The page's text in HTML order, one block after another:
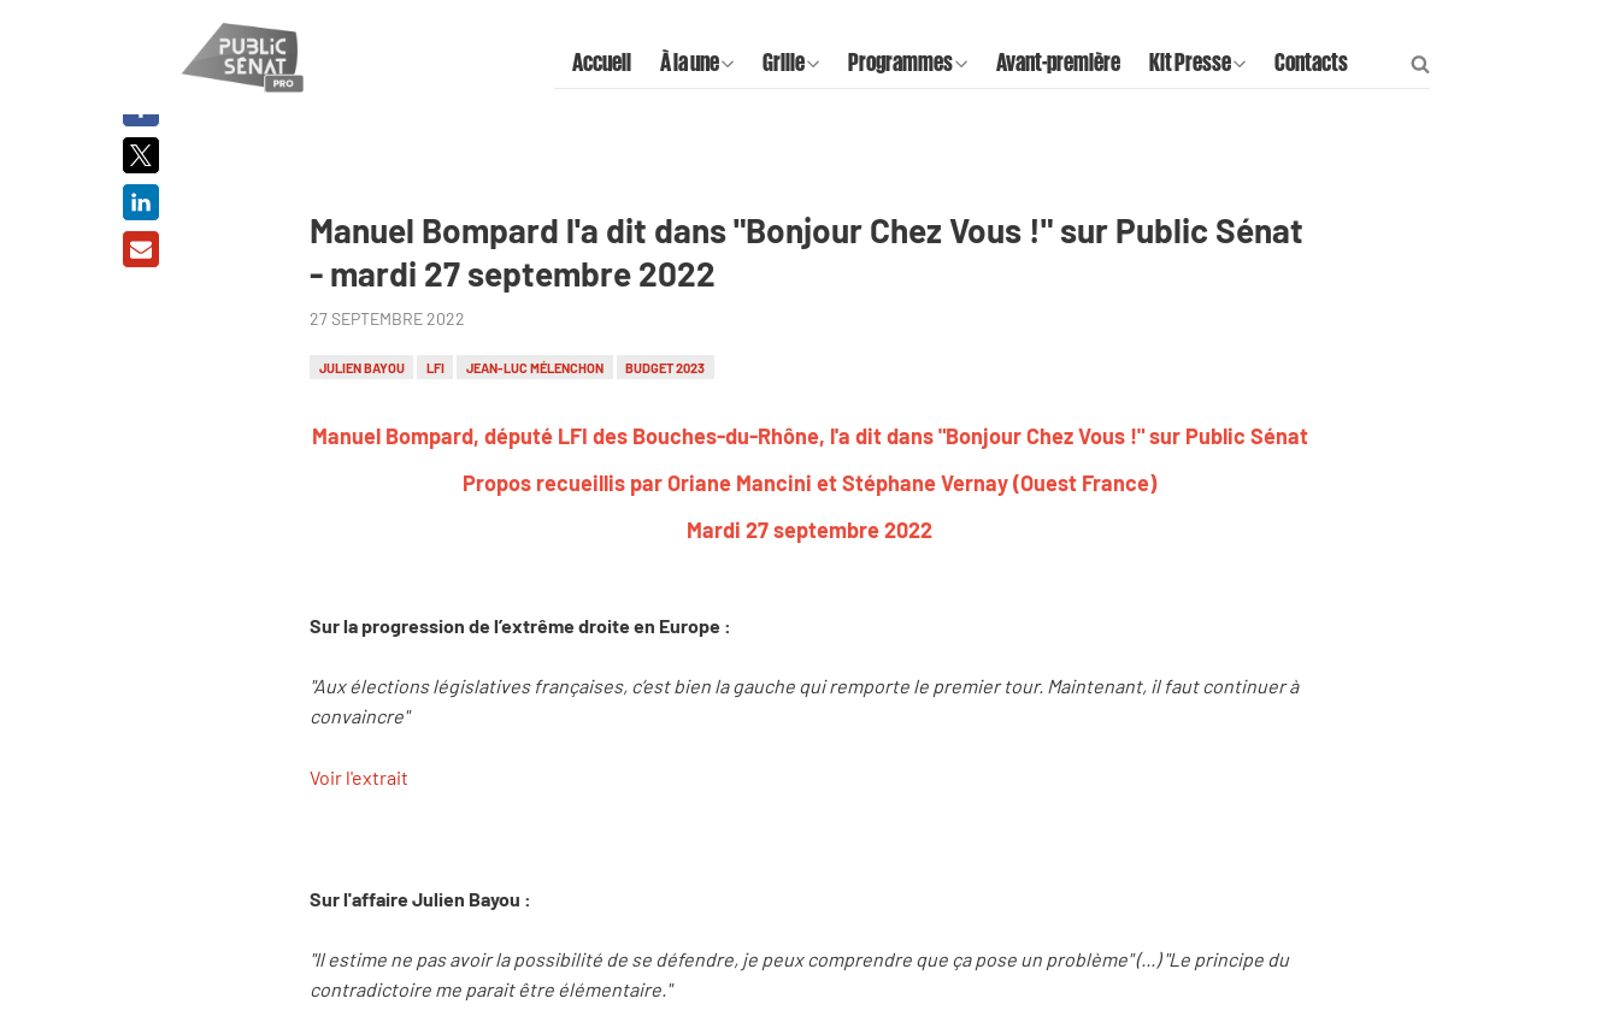
Accueil À la une Grille Programmes Avant-première Kit Presse Contacts
Manuel Bompard l'a dit dans "Bonjour Chez Vous !" sur Public Sénat
- mardi 27 septembre 2022
27 SEPTEMBRE 2022
JULIEN BAYOU LFI JEAN-LUC MÉLENCHON BUDGET 2023
Manuel Bompard, député LFI des Bouches-du-Rhône, l'a dit dans "Bonjour Chez Vous !" sur Public Sénat
Propos recueillis par Oriane Mancini et Stéphane Vernay (Ouest France)
Mardi 27 septembre 2022
Sur la progression de l’extrême droite en Europe :
"Aux élections législatives françaises, c’est bien la gauche qui remporte le premier tour. Maintenant, il faut continuer à
convaincre"
Voir l'extrait
Sur l'affaire Julien Bayou :
"Il estime ne pas avoir la possibilité de se défendre, je peux comprendre que ça pose un problème" (...) "Le principe du
contradictoire me parait être élémentaire."